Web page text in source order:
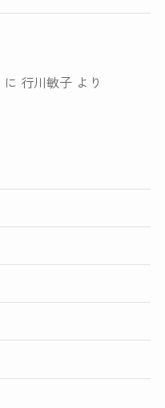
に 行川敏子より